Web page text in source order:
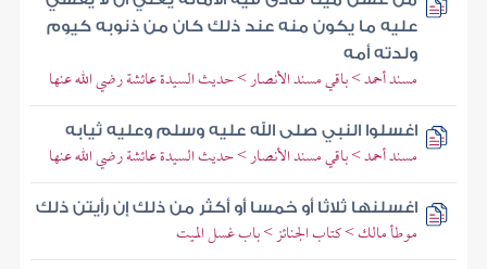
عليه ما يكون منه عند ذلك كان من ذنوبه كيوم
ولدته أمه
مسند أحمد > باقي مسند الأنصار > حديث السيدة عائشة رضي الله عنها
اغسلوا النبي صلى الله عليه وسلم وعليه ثيابه
مسند أحمد > باقي مسند الأنصار > حديث السيدة عائشة رضي الله عنها
اغسلنها ثلاثا أو خمسا أو أكثر من ذلك إن رأيتن ذلك
موطأ مالك > كتاب الجنائز > باب غسل الميت